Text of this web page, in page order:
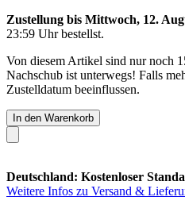
Zustellung bis Mittwoch, 12.
23:59 Uhrbestellst.
Von diesem Artikel sind nur noch
Nachschub ist unterwegs! Falls
Zustelldatum beeinflussen.
In den Warenkorb
Deutschland: Kostenloser
Weitere Infos zu Versand &